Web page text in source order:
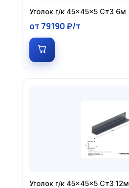
Уголок г/к 45×45×5 Ст3 6м
от 79190 ₽/т
Уголок г/к 45×45×5 Ст3 12м